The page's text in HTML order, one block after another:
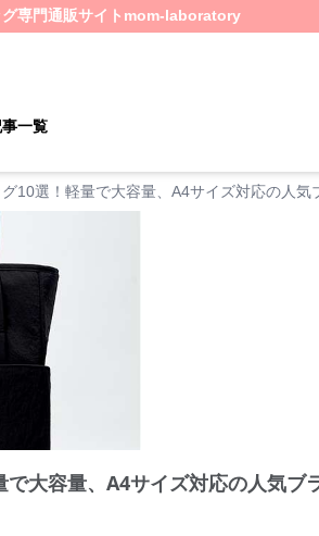
専門通販サイト mom-laboratory
一覧
10選！軽量で大容量、A4サイズ対応の人気
大容量、A4サイズ対応の人気ブ